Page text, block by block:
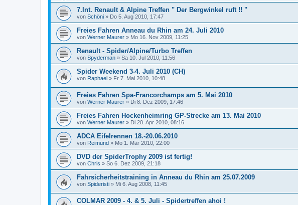
7.Int. Renault & Alpine Treffen " Der Bergwinkel ruft !! "
von Schöni » Do 5. Aug 2010, 17:47
Freies Fahren Anneau du Rhin am 24. Juli 2010
von Werner Maurer » Mo 16. Nov 2009, 11:25
Renault - Spider/Alpine/Turbo Treffen
von Spyderman » Sa 10. Jul 2010, 11:56
Spider Weekend 3-4. Juli 2010 (CH)
von Raphael » Fr 7. Mai 2010, 10:48
Freies Fahren Spa-Francorchamps am 5. Mai 2010
von Werner Maurer » Di 8. Dez 2009, 17:46
Freies Fahren Hockenheimring GP-Strecke am 13. Mai 2010
von Werner Maurer » Di 20. Apr 2010, 08:16
ADCA Eifelrennen 18.-20.06.2010
von Reimund » Mo 1. Mär 2010, 22:00
DVD der SpiderTrophy 2009 ist fertig!
von Chris » So 6. Dez 2009, 21:18
Fahrsicherheitstraining in Anneau du Rhin am 25.07.2009
von Spideristi » Mi 6. Aug 2008, 11:45
COLMAR 2009 - 4. & 5. Juli - Spidertreffen ahoi !